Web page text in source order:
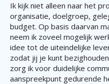
Ik kijk niet alleen naar het
organisatie, doelgroep,
budget. Op basis daarvan
neem ik zoveel mogelijk
idee tot de uiteindelijke
zodat jij je kunt
zorg ik voor duidelijke
aanspreekpunt gedurende